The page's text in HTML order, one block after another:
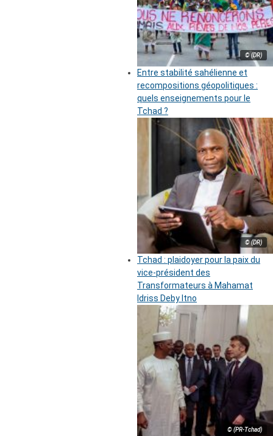
© (DR)
Entre stabilité sahélienne et
recompositions géopolitiques :
quels enseignements pour le
Tchad ?
© (DR)
Tchad : plaidoyer pour la paix du
vice-président des
Transformateurs à Mahamat
Idriss Deby Itno
© (PR-Tchad)